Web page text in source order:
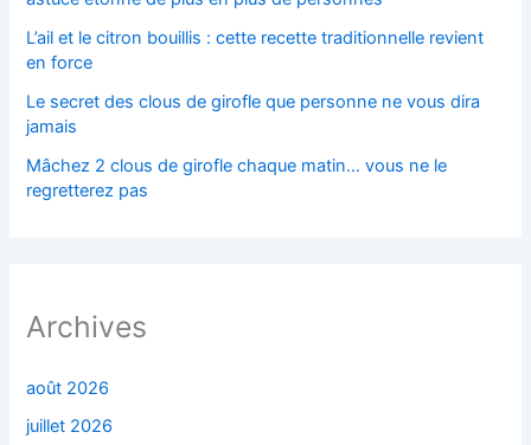
L’ail et le citron bouillis : cette recette traditionnelle revient
en force
Le secret des clous de girofle que personne ne vous dira
jamais
Mâchez 2 clous de girofle chaque matin… vous ne le
regretterez pas
Archives
août 2026
juillet 2026